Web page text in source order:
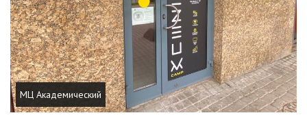
МЦ Академический